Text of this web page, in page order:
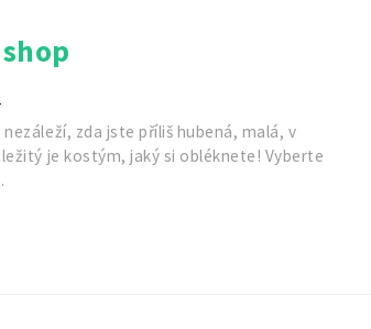
zda jste příliš hubená, malá, v
je kostým, jaký si obléknete! Vyberte